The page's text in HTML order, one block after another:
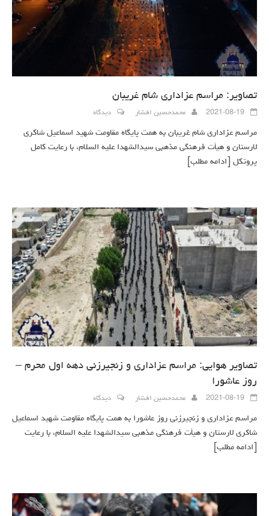
تصاویر: مراسم عزاداری شام غریبان
2021-08-19 محمدحسین افشار دیدگاه
مراسم عزاداری شام غریبان به همت پایگاه مقاومت شهید اسماعیل شاکری
لارستان و هیأت فرهنگی مذهبی سیدالشهدا علیه السلام، با رعایت کامل
پروتکل
[ادامه مطلب]
تصاویر هوایی: مراسم عزاداری و زنجیرزنی دهه اول محرم –
روز عاشورا
2021-08-19 محمدحسین افشار دیدگاه
مراسم عزاداری و زنجیرزنی روز عاشورا به همت پایگاه مقاومت شهید اسماعیل
شاکری لارستان و هیأت فرهنگی مذهبی سیدالشهدا علیه السلام، با رعایت
[ادامه مطلب]